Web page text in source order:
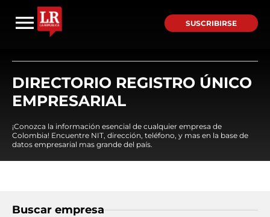
SUSCRIBIRSE
DIRECTORIO REGISTRO ÚNICO
EMPRESARIAL
¡Conozca la información esencial de cualquier empresa de
Colombia! Encuentre NIT, dirección, teléfono, y mas en la base de
datos empresarial mas grande del país.
Buscar empresa